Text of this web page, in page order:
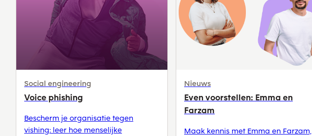
Social engineering
Voice phishing
Bescherm je organisatie tegen
vishing: leer hoe menselijke
Nieuws
Even voorstellen: Emma en
Farzam
Maak kennis met Emma en Farzam,